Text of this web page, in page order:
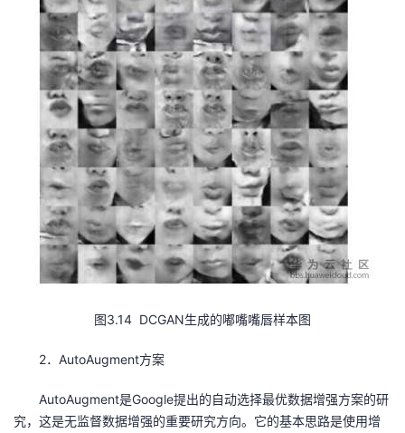
我
的
课
程
我
的
认
证
我
的
实
验
我
的
收
的
技
术
持
我
的
云
建
议
图3.14 DCGAN生成的嘟嘴嘴唇样本图
2．AutoAugment方案
AutoAugment是Google提出的自动选择最优数据增强方案的研
究，这是无监督数据增强的重要研究方向。它的基本思路是使用增